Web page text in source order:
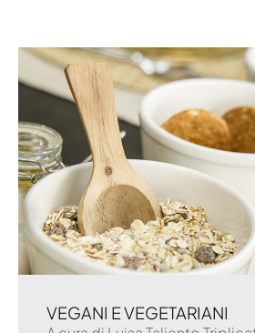
VEGANI E VEGETARIANI